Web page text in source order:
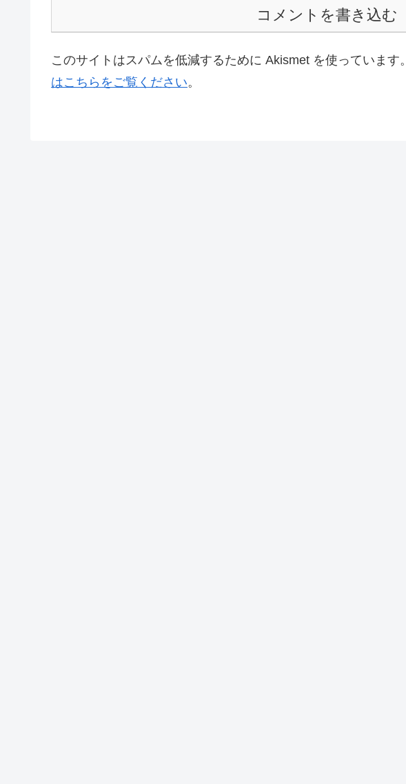
コメントを書き込む
このサイトはスパムを低減するために Akismet を使っています。
はこちらをご覧ください。